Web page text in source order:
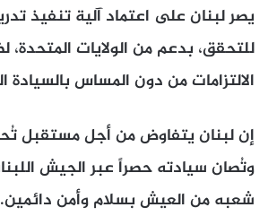
يصر لبنان على اعتماد آلية تنفيذ
للتحقق، بدعم من الولايات
الالتزامات من دون المساس بالسيادة
إن لبنان يتفاوض من أجل مستقبل
وتُصان سيادته حصراً عبر الجيش
شعبه من العيش بسلام وأمن دائمين.